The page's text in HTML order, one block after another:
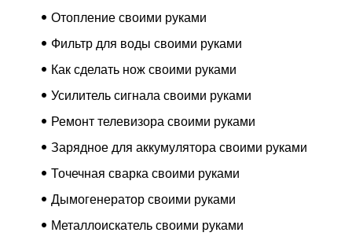
Отопление своими руками
Фильтр для воды своими руками
Как сделать нож своими руками
Усилитель сигнала своими руками
Ремонт телевизора своими руками
Зарядное для аккумулятора своими руками
Точечная сварка своими руками
Дымогенератор своими руками
Металлоискатель своими руками